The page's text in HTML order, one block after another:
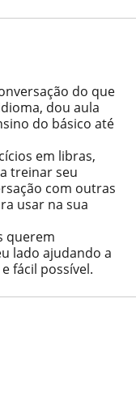
do que
dou aula
do básico até
em libras,
treinar seu
com outras
usar na sua
querem
lado ajudando a
fácil possível.